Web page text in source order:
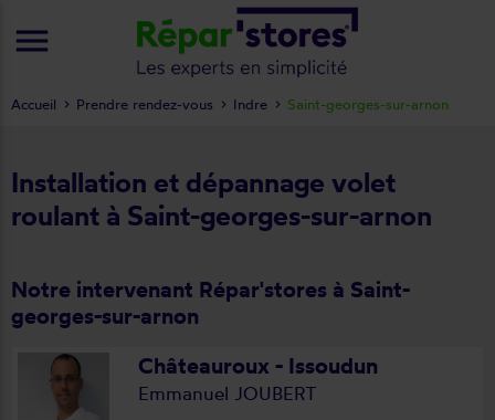
Installation et dépannage volet
roulant à Saint-georges-sur-arnon
Notre intervenant Répar'stores à Saint-
georges-sur-arnon
Châteauroux - Issoudun
Emmanuel JOUBERT
Accueil Prendre rendez-vous Indre Saint-georges-sur-arnon
menu